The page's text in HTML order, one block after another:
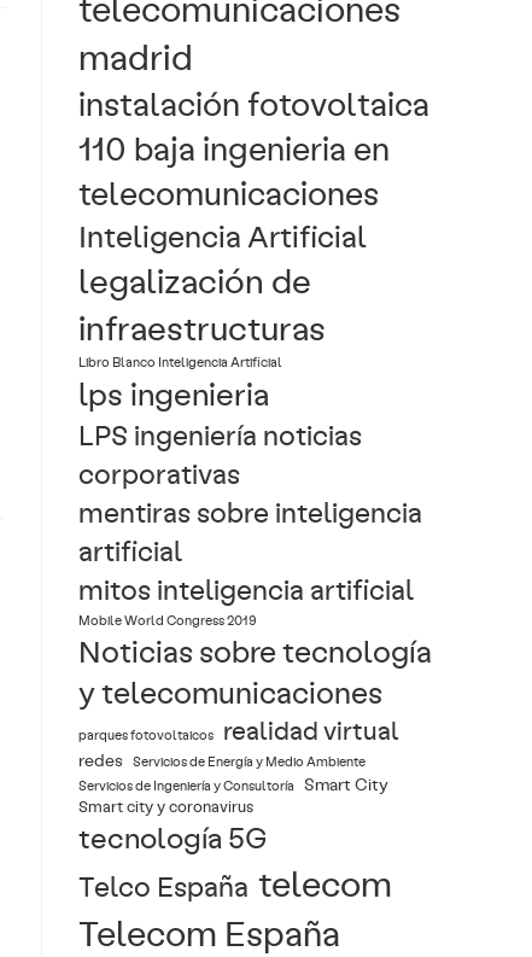
madrid
instalación fotovoltaica
110 baja ingenieria en
telecomunicaciones
Inteligencia Artificial
legalización de
infraestructuras
Libro Blanco Inteligencia Artificial
lps ingenieria
LPS ingeniería noticias
corporativas
mentiras sobre inteligencia
artificial
mitos inteligencia artificial
Mobile World Congress 2019
Noticias sobre tecnología
y telecomunicaciones
parques fotovoltaicos realidad virtual
redes
Servicios de Energía y Medio Ambiente
Servicios de Ingeniería y Consultoría
Smart City
Smart city y coronavirus
tecnología 5G
Telco España telecom
Telecom España